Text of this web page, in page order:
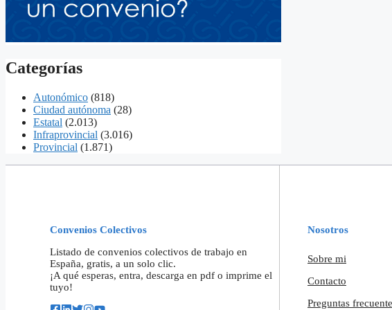
Categorías
Autonómico (818)
Ciudad autónoma (28)
Estatal (2.013)
Infraprovincial (3.016)
Provincial (1.871)
Convenios Colectivos
Listado de convenios colectivos de trabajo en
España, gratis, a un solo clic.
¡A qué esperas, entra, descarga en pdf o imprime el
tuyo!
Nosotros
Sobre mi
Contacto
Preguntas